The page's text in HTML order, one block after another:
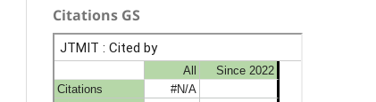
Citations GS